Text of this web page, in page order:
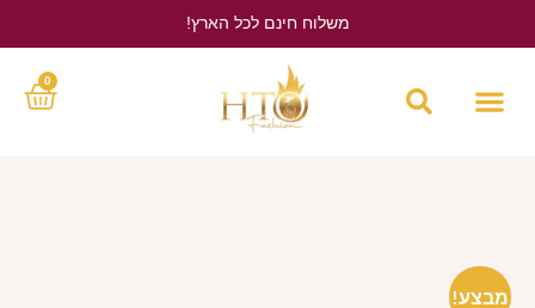
משלוח חינם לכל הארץ!
0
מבצע!